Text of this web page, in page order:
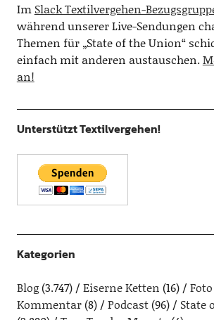
Im Slack Textilvergehen-
während unserer Live-Sendungen
Themen für „State of the Union“
einfach mit anderen austauschen.
an!
Unterstützt Textilvergehen!
Kategorien
Blog(3.747) Eiserne Ketten (16) Foto
Kommentar(8) Podcast(96)
State